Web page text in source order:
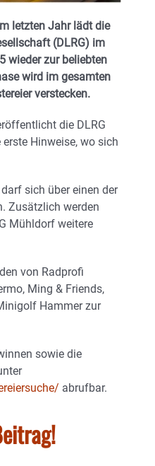
letzten Jahr lädt die
(DLRG) im
wieder zur beliebten
wird im gesamten
verstecken.
die DLRG
Hinweise, wo sich
sich über einen der
Zusätzlich werden
Mühldorf weitere
von Radprofi
Ming & Friends,
Hammer zur
sowie die
abrufbar.